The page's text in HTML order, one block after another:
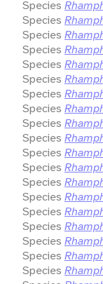
Species
Species
Species
Species
Species
Species
Species
Species
Species
Species
Species
Species
Species
Species
Species
Species
Species
Species
Species